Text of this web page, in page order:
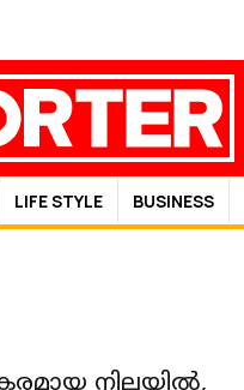
LIFE STYLE BUSINESS